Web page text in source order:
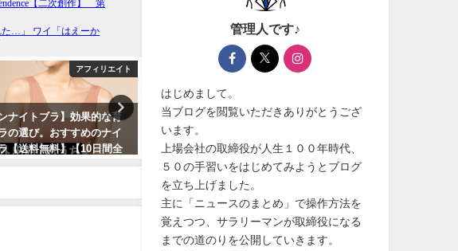
アフィリエイト
シャワーヘッドの美肌効果がす
ごい！使い方や特徴を徹底解説
2024年3月21日
芸能・エンタメ
【スクープ！】2024年は全組の
トップスター全員退団！『宝塚
GRAPH』1月号
2023年12月23日
【口コミで評判】森の
騒動
管理人です♪
はじめまして。
当ブログを閲覧いただきありがとうござ
います。
上場会社の取締役が人生１００年時代、
５０の手習いをはじめてみようとブログ
を立ち上げました。
主に「ニュースのまとめ」で操作方法を
覚えつつ、サラリーマンが取締役になる
までの道のりを公開していきます。